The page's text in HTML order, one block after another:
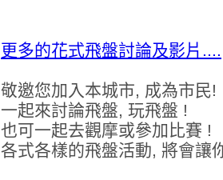
更多的花式飛盤討論及影片....
敬邀您加入本城市, 成為市民!
一起來討論飛盤, 玩飛盤 !
也可一起去觀摩或參加比賽 !
各式各樣的飛盤活動, 將會讓